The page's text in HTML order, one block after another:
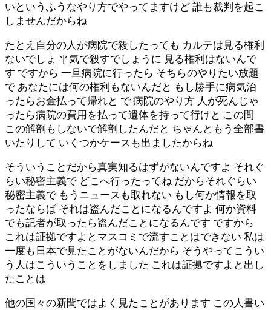
いというふうなやり方でやってますけど 誰も裁判を起こ
しませんだからね
たとえ自分の人が病院で殺したっても カルテは見る権利
ないでしょ 平気で殺すでしょうに 見る権利はないんで
す ですから 一旦病院に行ったら そちらのやりたい放題
で あなたには何の権利もないんだと もし勝手に病気治
ったらお金払って帰れと で 病院のやり方 人が死んじゃ
ったら病院の費用を払って遺体を持って行けと この間
この解剖もしないで解剖したんだと ちゃんともう全部書
いたりして いくつかケースも出ましたからね
そういうことだから真実知るはずがないんですよ それぐ
らい秘密主義で どこへ行ったってね だからそれぐらい
秘密主義で もうニュースも取れない もし何か情報を取
ったならば それは盗んだことになるんですよ 何か資料
でも記者が取ったら盗んだことになるんです ですから
これは証拠ですよとマスコミで流すことはできない 私は
一度も日本で見たことがないんだから そうやってこうい
う人はこういうことをしました これは証拠ですよと出し
たことは
他の国々の新聞ではよく見たことがあります この人書い